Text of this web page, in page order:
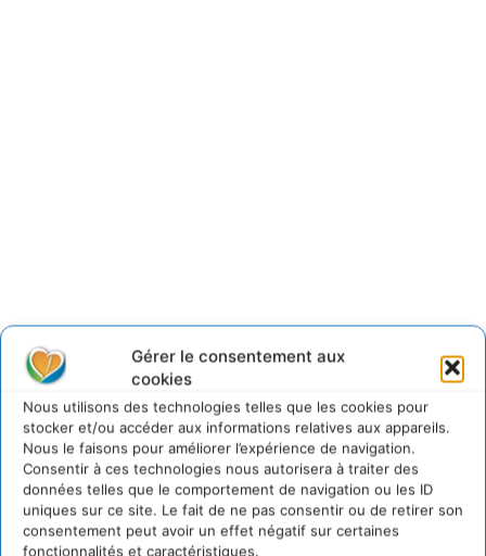
Gérer le consentement aux
cookies
Nous utilisons des technologies telles que les cookies pour
stocker et/ou accéder aux informations relatives aux appareils.
Nous le faisons pour améliorer l’expérience de navigation.
Consentir à ces technologies nous autorisera à traiter des
données telles que le comportement de navigation ou les ID
uniques sur ce site. Le fait de ne pas consentir ou de retirer son
consentement peut avoir un effet négatif sur certaines
fonctionnalités et caractéristiques.
Faire l’expérience du
business model régénératif
Des versions découverte de 4h ou une journée existent sur
un produit alimentaire, un produit textile et un service